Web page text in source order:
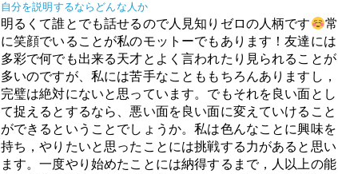
自分を説明するならどんな人か
明るくて誰とでも話せるので人見知りゼロの人柄です
常
に笑顔でいることが私のモットーでもあります！友達には
多彩で何でも出来る天才とよく言われたり見られることが
多いのですが、私には苦手なことももちろんありますし，
完璧は絶対にないと思っています。でもそれを良い面とし
て捉えるとするなら、悪い面を良い面に変えていけること
ができるということでしょうか。私は色んなことに興味を
持ち，やりたいと思ったことには挑戦する力があると思い
ます。一度やり始めたことには納得するまで，人以上の能